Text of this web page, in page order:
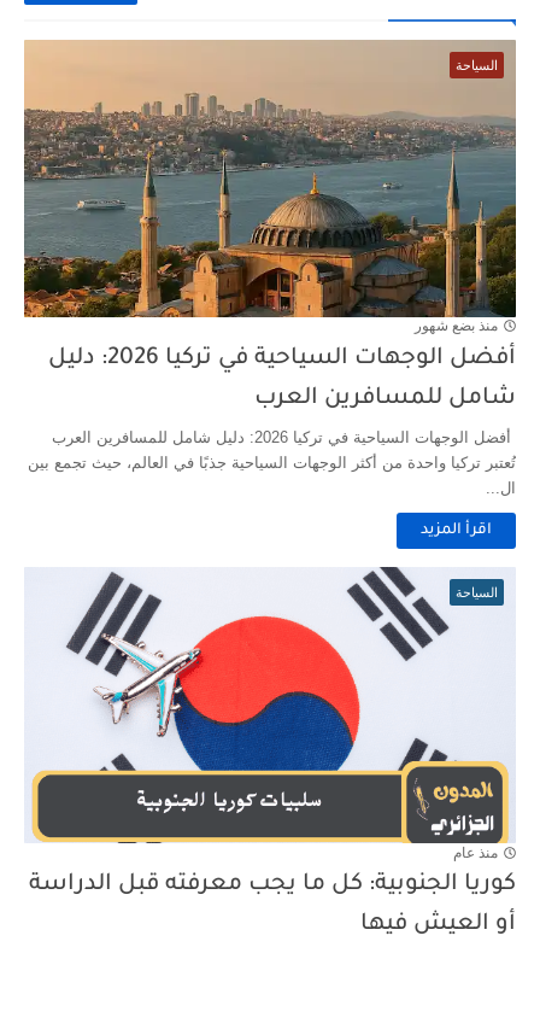
السياحة
منذ بضع شهور
أفضل الوجهات السياحية في تركيا 2026: دليل
شامل للمسافرين العرب
أفضل الوجهات السياحية في تركيا 2026: دليل شامل للمسافرين العرب
تُعتبر تركيا واحدة من أكثر الوجهات السياحية جذبًا في العالم، حيث تجمع بين
ال...
اقرأ المزيد
السياحة
منذ عام
كوريا الجنوبية: كل ما يجب معرفته قبل الدراسة
أو العيش فيها